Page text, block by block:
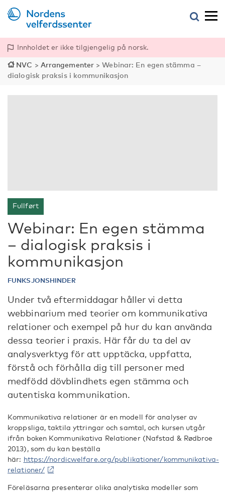
Innholdet er ikke tilgjengelig på norsk.
NVC > Arrangementer >Webinar: En egen stämma –
dialogisk praksis i kommunikasjon
Fullført
Webinar: En egen stämma
– dialogisk praksis i
kommunikasjon
FUNKSJONSHINDER
Under två eftermiddagar håller vi detta
webbinarium med teorier om kommunikativa
relationer och exempel på hur du kan använda
dessa teorier i praxis. Här får du ta del av
analysverktyg för att upptäcka, uppfatta,
förstå och förhålla dig till personer med
medfödd dövblindhets egen stämma och
autentiska kommunikation.
Kommunikativa relationer är en modell för analyser av
kroppsliga, taktila yttringar och samtal, och kursen utgår
ifrån boken Kommunikativa Relationer (Nafstad & Rødbroe
2013), som du kan beställa
här: https://nordicwelfare.org/publikationer/kommunikativa-
relationer/
Föreläsarna presenterar olika analytiska modeller som